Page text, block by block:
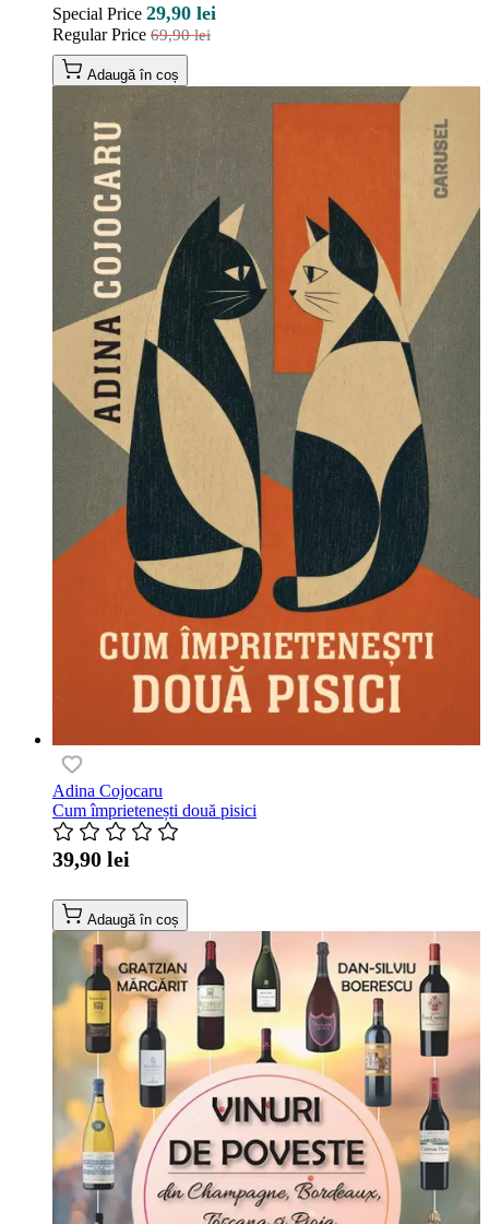
Special Price 29,90 lei
Regular Price 69,90 lei
Adaugă în coș
Adina Cojocaru
Cum împrietenești două pisici
39,90 lei
Adaugă în coș